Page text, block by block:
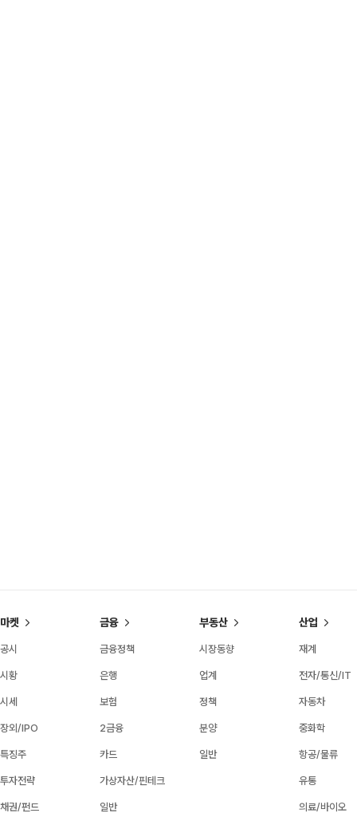
마켓
공시
시황
시세
장외/IPO
특징주
투자전략
채권/펀드
금융
금융정책
은행
보험
2금융
카드
가상자산/핀테크
일반
부동산
시장동향
업계
정책
분양
일반
산업
재계
전자/통신/IT
자동차
중화학
항공/물류
유통
의료/바이오